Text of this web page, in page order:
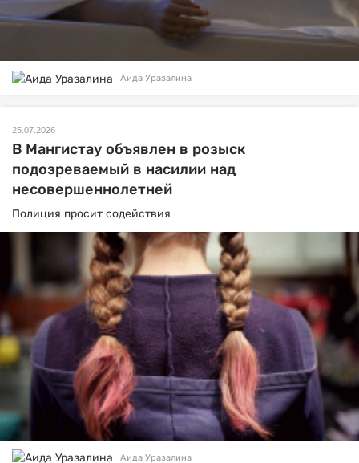
Аида Уразалина
25.07.2026
В Мангистау объявлен в розыск
подозреваемый в насилии над
несовершеннолетней
Полиция просит содействия.
Аида Уразалина